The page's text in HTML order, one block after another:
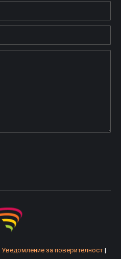
Уведомление за поверителност|